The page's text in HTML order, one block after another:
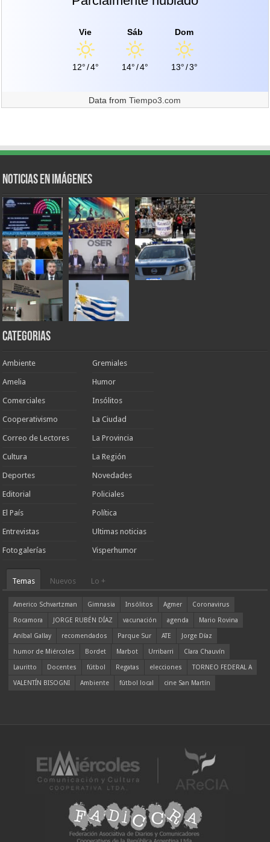
Vie
12°/4°
Sáb
14°/4°
Dom
13°/3°
Data fromTiempo3.com
Noticias en Imágenes
Categorias
Ambiente
Amelia
Comerciales
Cooperativismo
Correo de Lectores
Cultura
Deportes
Editorial
El País
Entrevistas
Fotogalerías
Gremiales
Humor
Insólitos
La Ciudad
La Provincia
La Región
Novedades
Policiales
Política
Ultimas noticias
Visperhumor
Temas Nuevos Lo +
Americo Schvartzman Gimnasia Insólitos Agmer
Coronavirus
Rocamora
JORGE RUBÉN DÍAZ vacunación agenda
Mario Rovina
Aníbal Gallay
recomendados Parque Sur ATE
Jorge Díaz
humor de Miércoles
Bordet Marbot Urribarri
Clara Chauvín
Lauritto
Docentes fútbol Regatas elecciones
TORNEO FEDERAL A
VALENTÍN BISOGNI
Ambiente fútbol local cine San Martín